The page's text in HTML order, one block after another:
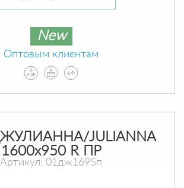
New
Оптовым клиентам
JULIANNA
1600х950 R ПР
Артикул: 01дж1695п